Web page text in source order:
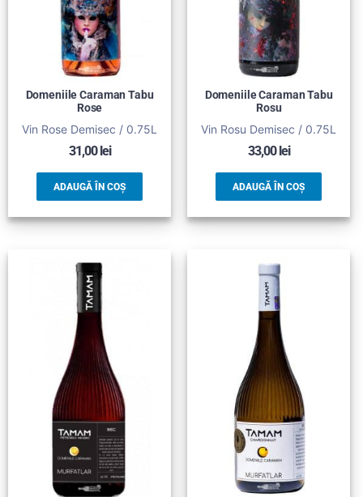
Domeniile Caraman Tabu
Rose
Vin Rose Demisec / 0.75L
31,00lei
ADAUGĂ ÎN COȘ
Domeniile Caraman Tabu
Rosu
Vin Rosu Demisec / 0.75L
33,00lei
ADAUGĂ ÎN COȘ